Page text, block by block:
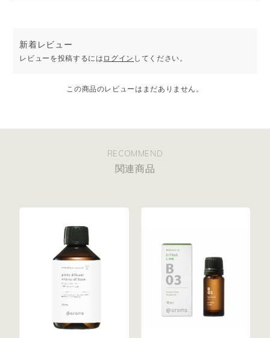
名称と日付を記入いただき、ボトルの底面に貼ってお使いくださ
い。
新着レビュー
レビューを投稿するには ログイン してください。
この商品のレビューはまだありません。
RECOMMEND
関連商品